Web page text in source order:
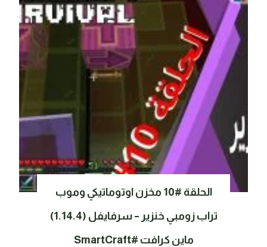
الحلقة #10 مخزن اوتوماتيكي وموب
تراب زومبي خنزير – سرفايفل (1.14.4)
ماين كرافت #SmartCraft